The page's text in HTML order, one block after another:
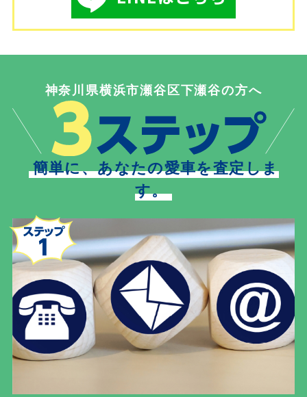
神奈川県横浜市瀬谷区下瀬谷の方へ
簡単に、あなたの愛車を査定しま
す。